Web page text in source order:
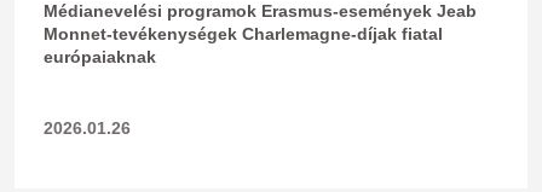
Médianevelési programok Erasmus-események Jeab
Monnet-tevékenységek Charlemagne-díjak fiatal
európaiaknak
2026.01.26